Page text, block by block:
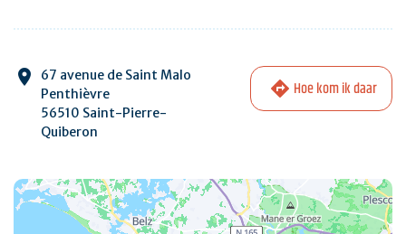
67 avenue de Saint Malo
Penthièvre
56510 Saint-Pierre-
Quiberon
Hoe kom ik daar